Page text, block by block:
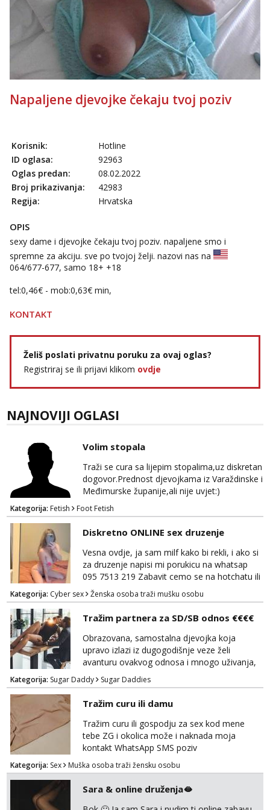
tel:0,93€ - mob:1,12€ min
Zara
Čekam tvoj poziv!
Tel: 064/677-677
- Kod: #123
tel:0,93€ - mob:1,12€ min
Čekam tvoj poziv!
Čekam tvoj poziv!
Tel: 064/677-677- Kod: #72
tel:0,93€ - mob:1,12€ min
Napaljene djevojke čekaju tvoj poziv
Korisnik:
Hotline
ID oglasa:
92963
Oglas predan:
08.02.2022
Broj prikazivanja:
42983
Regija:
Hrvatska
OPIS
sexy dame i djevojke čekaju tvoj poziv. napaljene smo i
spremne za akciju. sve po tvojoj želji. nazovi nas na
064/677-677, samo 18+ +18
tel:0,46€ - mob:0,63€ min,
KONTAKT
Želiš poslati privatnu poruku za ovaj oglas?
Registriraj se ili prijavi klikom ovdje
NAJNOVIJI OGLASI
Volim stopala
Traži se cura sa lijepim stopalima,uz diskretan
dogovor.Prednost djevojkama iz Varaždinske i
Međimurske županije,ali nije uvjet:)
Kategorija: Fetish Foot Fetish
Diskretno ONLINE sex druzenje
Vesna ovdje, ja sam milf kako bi rekli, i ako si
za druzenje napisi mi porukicu na whatsap
095 7513 219 Zabavit cemo se na hotchatu ili
videopozivu a saljem i gacice i gole slikice :)
NE UZIVO!
Kategorija: Cyber sex Ženska osoba traži mušku osobu
Tražim partnera za SD/SB odnos €€€€
Obrazovana, samostalna djevojka koja
upravo izlazi iz dugogodišnje veze želi
avanturu ovakvog odnosa i mnogo uživanja,
poklona, pažnje i putovanja. Moguća i
poslovna saradnja ako nam se interesi
poklapaju. Mnogo senzualnosti i lijepe
energije. Javite mi se sa opisom što opširnijim
jer od toga ovisi da li ću odgovoriti. Isključivo
tražim nekoga za duži vremenski period.
Naravno njegovanog i galantn...
Kategorija: Sugar Daddy Sugar Daddies
Tražim curu ili damu
Tražim curu ili gospodju za sex kod mene
tebe ZG i okolica može i naknada moja
kontakt WhatsApp SMS poziv
Kategorija: Sex Muška osoba traži žensku osobu
Sara & online druženja🫦